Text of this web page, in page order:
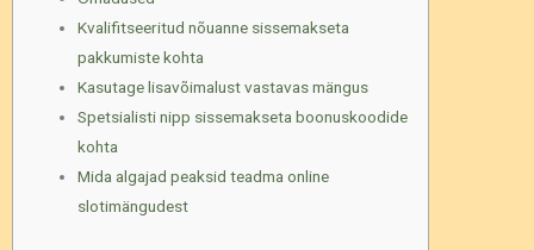
Kvalifitseeritud nõuanne sissemakseta
pakkumiste kohta
Kasutage lisavõimalust vastavas mängus
Spetsialisti nipp sissemakseta boonuskoodide
kohta
Mida algajad peaksid teadma online
slotimängudest